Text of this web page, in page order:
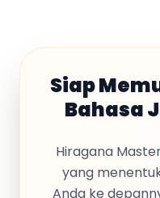
Siap
Bahasa
Hiragana
yang
Anda ke